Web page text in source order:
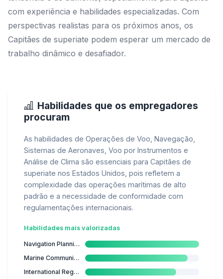
com experiência e habilidades especializadas. Com
perspectivas realistas para os próximos anos, os
Capitães de superiate podem esperar um mercado de
trabalho dinâmico e desafiador.
Habilidades que os empregadores
procuram
As habilidades de Operações de Voo, Navegação,
Sistemas de Aeronaves, Voo por Instrumentos e
Análise de Clima são essenciais para Capitães de
superiate nos Estados Unidos, pois refletem a
complexidade das operações marítimas de alto
padrão e a necessidade de conformidade com
regulamentações internacionais.
Habilidades mais valorizadas
Navigation Planning
Marine Communication
International Regulations